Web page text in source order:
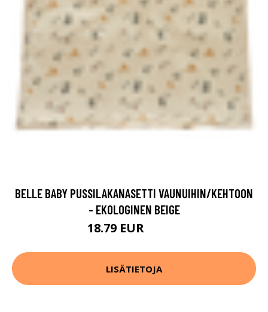
BELLE BABY PUSSILAKANASETTI VAUNUIHIN/KEHTOON
- EKOLOGINEN BEIGE
18.79 EUR
LISÄTIETOJA